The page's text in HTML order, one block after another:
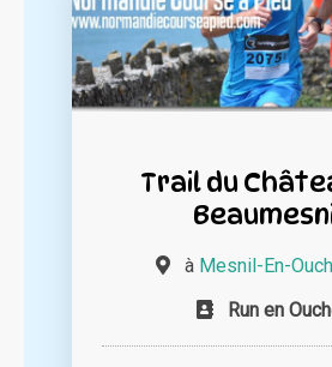
Trail du
à Mesnil-En-
Run en